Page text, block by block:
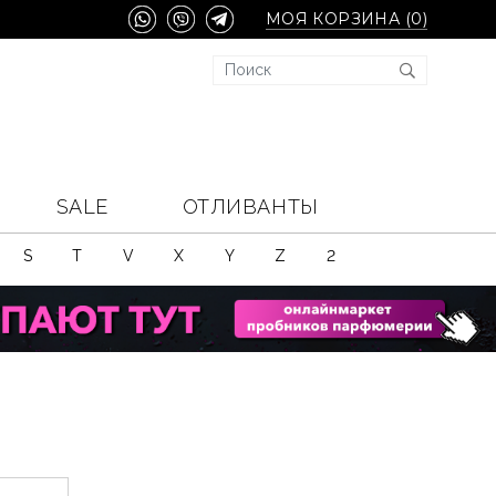
МОЯ КОРЗИНА (0)
SALE ОТЛИВАНТЫ
S T V X Y Z 2